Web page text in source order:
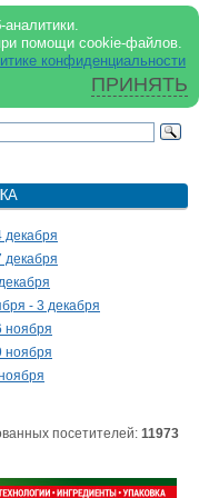
помощи cookie-файлов.
конфиденциальности
ПРИНЯТЬ
О портале
в журнале
декабря
декабря
- 3 декабря
ноября
ноября
посетителей: 11973